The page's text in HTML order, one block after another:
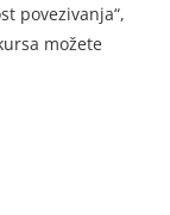
povezivanja“,
možete